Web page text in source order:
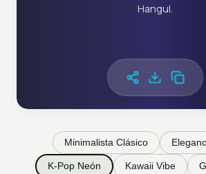
Hangul.
Minimalista Clásico
K-Pop Neón Kawaii Vibe